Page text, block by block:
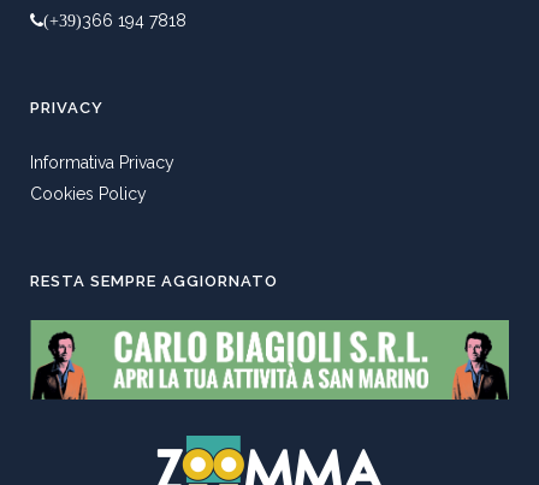
(+39)366 194 7818
PRIVACY
Informativa Privacy
Cookies Policy
RESTA SEMPRE AGGIORNATO